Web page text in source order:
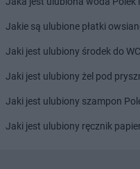
Jakie są ulubione płatki
Jaki jest ulubiony środek do
Jaki jest ulubiony żel pod
Jaki jest ulubiony szampon
Jaki jest ulubiony ręcznik